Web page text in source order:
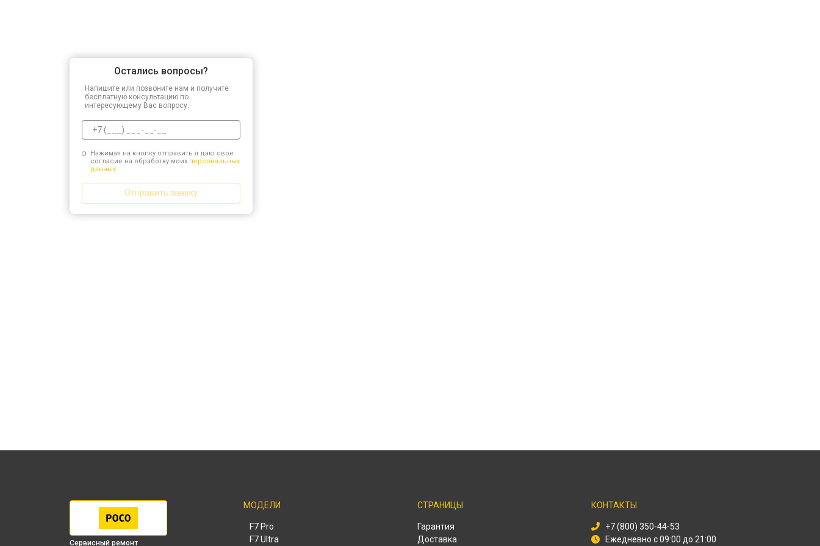
Остались вопросы?
Напишите или позвоните нам и получите
бесплатную консультацию по
интересующему Вас вопросу.
Нажимая на кнопку отправить я даю свое
согласие на обработку моих персональных
данных.
Отправить заявку
Сервисный ремонт
МОДЕЛИ
F7 Pro
F7 Ultra
СТРАНИЦЫ
Гарантия
Доставка
КОНТАКТЫ
+7 (800) 350-44-53
Ежедневно с 09:00 до 21:00